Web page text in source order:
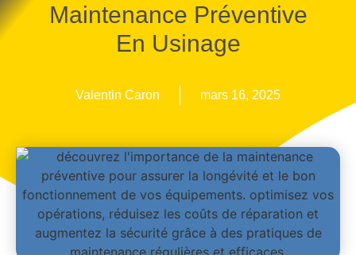
Maintenance Préventive
En Usinage
Valentin Caron mars 16, 2025